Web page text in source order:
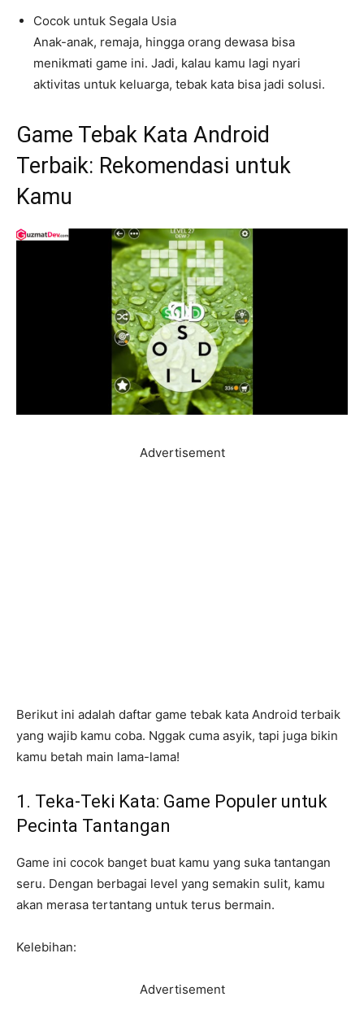
Cocok untuk Segala Usia
Anak-anak, remaja, hingga orang dewasa bisa
menikmati game ini. Jadi, kalau kamu lagi nyari
aktivitas untuk keluarga, tebak kata bisa jadi solusi.
Game Tebak Kata Android
Terbaik: Rekomendasi untuk
Kamu
Advertisement
Berikut ini adalah daftar game tebak kata Android terbaik
yang wajib kamu coba. Nggak cuma asyik, tapi juga bikin
kamu betah main lama-lama!
1. Teka-Teki Kata: Game Populer untuk
Pecinta Tantangan
Game ini cocok banget buat kamu yang suka tantangan
seru. Dengan berbagai level yang semakin sulit, kamu
akan merasa tertantang untuk terus bermain.
Kelebihan:
Advertisement